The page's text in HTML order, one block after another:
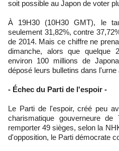
soit possible au Japon de voter
À 19H30 (10H30 GMT), le
seulement 31,82%, contre
de 2014. Mais ce chiffre ne
dimanche, alors que quelque
environ 100 millions de
déposé leurs bulletins dans
- Échec du Parti de l'espoir -
Le Parti de l'espoir, créé peu
charismatique gouverneure
remporter 49 sièges, selon la
d'opposition, le Parti démocrate